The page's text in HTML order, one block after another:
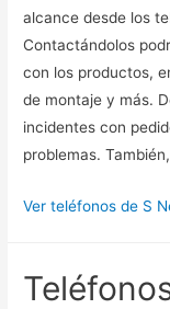
alcance desde los
Contactándolos
con los productos,
de montaje y más.
incidentes con
problemas.
Ver teléfonos de S